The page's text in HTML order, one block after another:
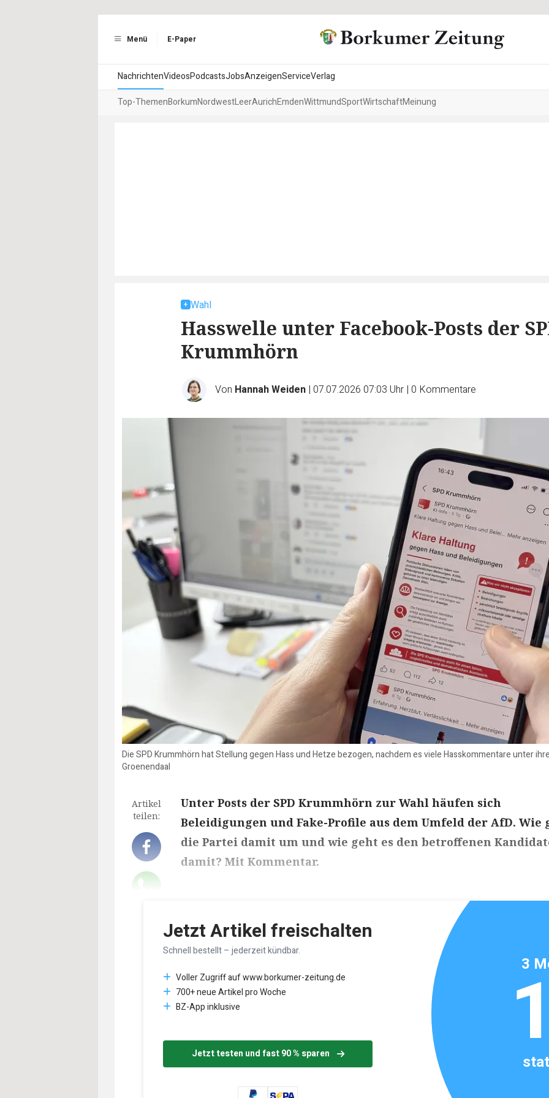
Menü E-Paper
NachrichtenVideosPodcastsJobsAnzeigenServiceVerlag
Top-ThemenBorkumNordwestLeerAurichEmdenWittmundSportWirtschaftMeinung
Wahl
Hasswelle unter Facebook-Posts der
Krummhörn
Von Hannah Weiden | 07.07.2026 07:03 Uhr | 0 Kommentare
Die SPD Krummhörn hat Stellung gegen Hass und Hetze bezogen, nachdem es viele Hasskommentare unter
Groenendaal
Artikel
teilen:
Unter Posts der SPD Krummhörn zur Wahl häufen sich
Beleidigungen und Fake-Profile aus dem Umfeld der AfD. Wie
die Partei damit um und wie geht es den betroffenen
damit? Mit Kommentar.
Jetzt Artikel freischalten
Schnell bestellt – jederzeit kündbar.
Voller Zugriff auf www.borkumer-zeitung.de
700+ neue Artikel pro Woche
BZ-App inklusive
Jetzt testen und fast 90 % sparen
3